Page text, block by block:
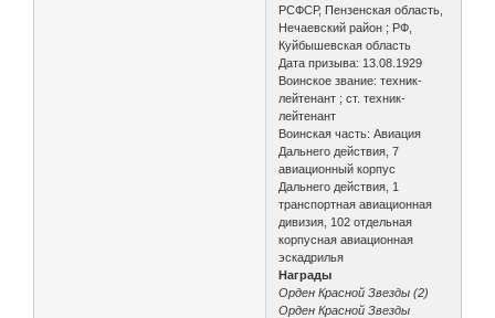
РСФСР, Пензенская область,
Нечаевский район ; РФ,
Куйбышевская область
Дата призыва: 13.08.1929
Воинское звание: техник-
лейтенант ; ст. техник-
лейтенант
Воинская часть: Авиация
Дальнего действия, 7
авиационный корпус
Дальнего действия, 1
транспортная авиационная
дивизия, 102 отдельная
корпусная авиационная
эскадрилья
Награды
Орден Красной Звезды (2)
Орден Красной Звезды